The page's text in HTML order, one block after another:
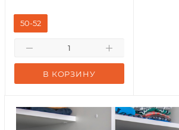
В КОРЗИНУ
50-52